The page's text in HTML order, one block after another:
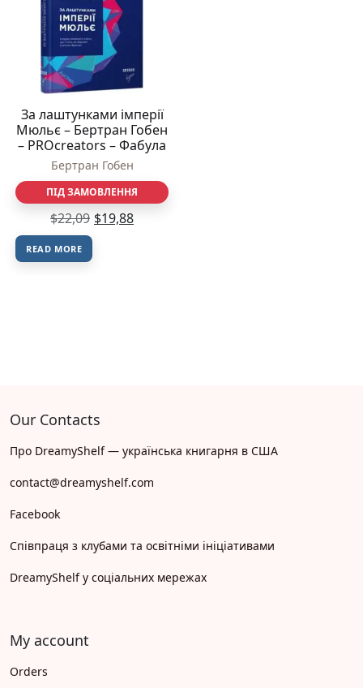
За лаштунками імперії
Мюльє – Бертран Гобен
– PROcreators – Фабула
Бертран Гобен
ПІД ЗАМОВЛЕННЯ
$22,09 $19,88
READ MORE
Our Contacts
Про DreamyShelf — українська книгарня в США
contact@dreamyshelf.com
Facebook
Співпраця з клубами та освітніми ініціативами
DreamyShelf у соціальних мережах
My account
Orders